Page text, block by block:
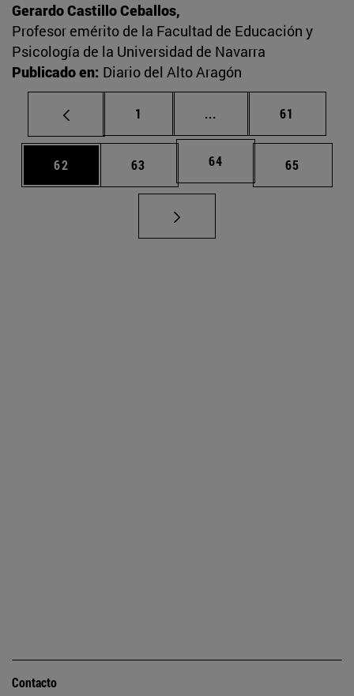
Gerardo Castillo Ceballos,
Profesor emérito de la Facultad de Educación y
Psicología de la Universidad de Navarra
Publicado en: Diario del Alto Aragón
Página
1 ... Páginas intermedias
Página
61
Página
62 Página
63 Página
64 Página
65
Contacto